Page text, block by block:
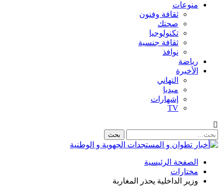
منوعات
ثقافة وفنون
صحتك
تكنولوجيا
ثقافة جنسية
نوافذ
رياضة
الأخيرة
التهاني
ميديا
إشهارات
TV
الصفحة الرئيسية
مختارات
وزير الداخلية يحذر المغاربة